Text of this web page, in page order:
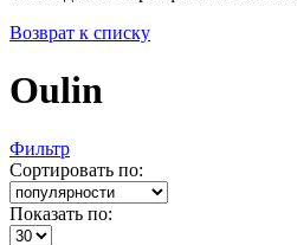
Возврат к списку
Oulin
Фильтр
Сортировать по:
Показать по: